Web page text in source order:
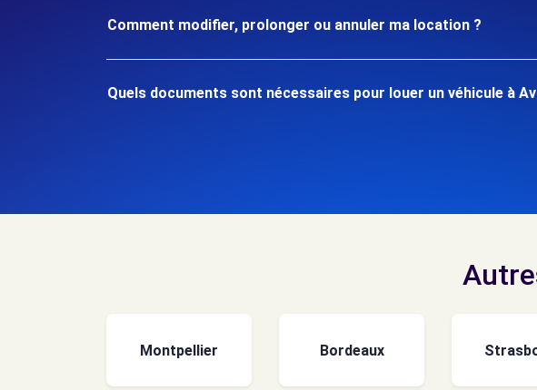
Comment modifier, prolonger ou annuler ma location ?
Quels documents sont nécessaires pour louer un véhicule à
Montpellier Bordeaux